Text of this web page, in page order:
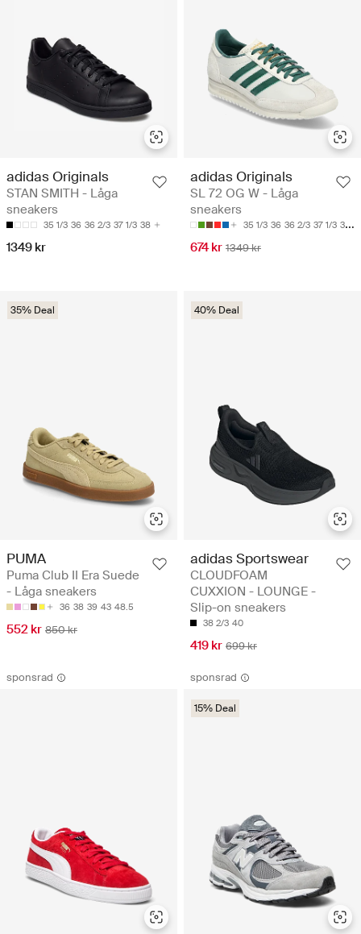
adidas Originals
STAN SMITH - Låga
sneakers
35 1/3 36 36 2/3 37 1/3 38
1349 kr
adidas Originals
SL 72 OG W - Låga
sneakers
35 1/3 36 36 2/3 37 1/3 38 2/3
674 kr 1349 kr
35% Deal
PUMA
Puma Club II Era Suede
- Låga sneakers
36 38 39 43 48.5
552 kr 850 kr
40% Deal
adidas Sportswear
CLOUDFOAM
CUXXION - LOUNGE -
Slip-on sneakers
38 2/3 40
419 kr 699 kr
sponsrad sponsrad
15% Deal